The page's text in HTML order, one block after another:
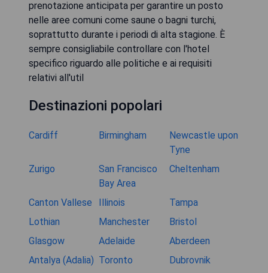
prenotazione anticipata per garantire un posto
nelle aree comuni come saune o bagni turchi,
soprattutto durante i periodi di alta stagione. È
sempre consigliabile controllare con l'hotel
specifico riguardo alle politiche e ai requisiti
relativi all'util
Destinazioni popolari
Cardiff Birmingham
Newcastle upon
Tyne
Zurigo
San Francisco
Bay Area
Cheltenham
Canton Vallese Illinois
Tampa
Lothian
Manchester
Bristol
Glasgow
Adelaide
Aberdeen
Antalya (Adalia) Toronto Dubrovnik